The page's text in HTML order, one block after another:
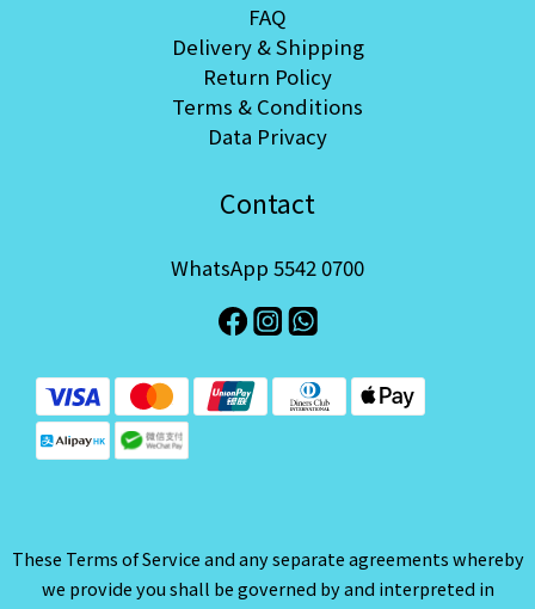
FAQ
Delivery & Shipping
Return Policy
Terms & Conditions
Data Privacy
Contact
WhatsApp 5542 0700
These Terms of Service and any separate agreements whereby
we provide you shall be governed by and interpreted in